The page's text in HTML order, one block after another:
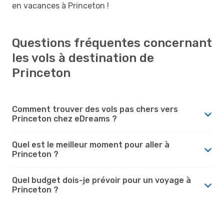
en vacances à Princeton !
Questions fréquentes concernant
les vols à destination de
Princeton
Comment trouver des vols pas chers vers
Princeton chez eDreams ?
Quel est le meilleur moment pour aller à
Princeton ?
Quel budget dois-je prévoir pour un voyage à
Princeton ?